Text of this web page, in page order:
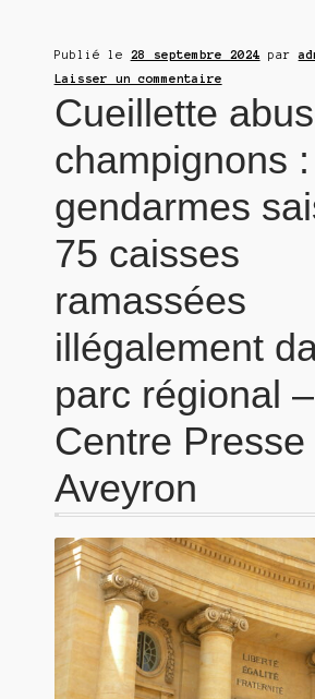
Publié le 28 septembre 2024 par
Laisser un commentaire
Cueillette
champignons
gendarmes
75 caisses
ramassées
illégalement
parc régional –
Centre Presse
Aveyron